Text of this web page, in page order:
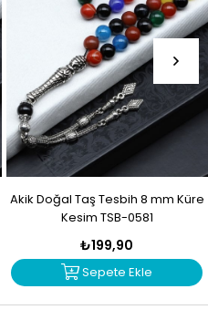
Akik Doğal Taş Tesbih 8 mm Küre
Kesim TSB-0581
₺199,90
Sepete Ekle